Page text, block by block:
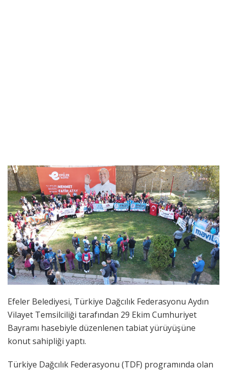
Efeler Belediyesi, Türkiye Dağcılık Federasyonu Aydın
Vilayet Temsilciliği tarafından 29 Ekim Cumhuriyet
Bayramı hasebiyle düzenlenen tabiat yürüyüşüne
konut sahipliği yaptı.
Türkiye Dağcılık Federasyonu (TDF) programında olan